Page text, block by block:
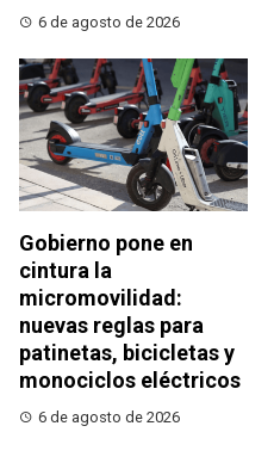
6 de agosto de 2026
Gobierno pone en
cintura la
micromovilidad:
nuevas reglas para
patinetas, bicicletas y
monociclos eléctricos
6 de agosto de 2026